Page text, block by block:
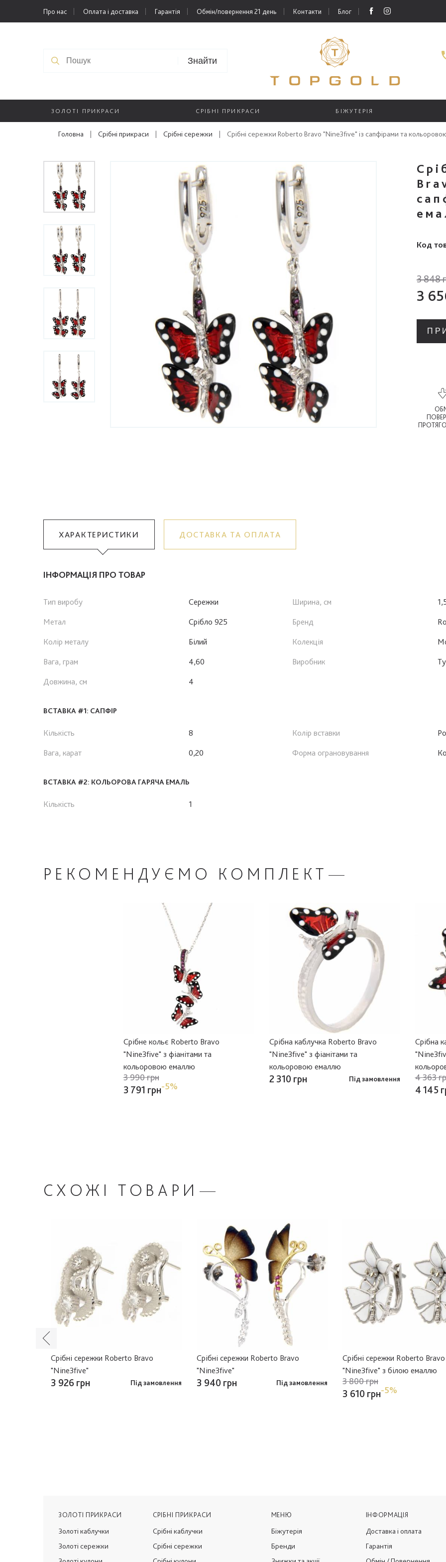
Про нас Оплата і доставка Гарантія Обмін/повернення 21 день Контакти Блог
Знайти
ЗОЛОТІ ПРИКРАСИ СРІБНІ ПРИКРАСИ БІЖУТЕРІЯ
Головна | Срібні прикраси | Срібні сережки | Срібні сережки Roberto Bravo "Nine3five" із сапфірами та
Код
3 848
3
ХАРАКТЕРИСТИКИ ДОСТАВКА ТА ОПЛАТА
ІНФОРМАЦІЯ ПРО ТОВАР
Тип виробу
Сережки
Метал
Срібло 925
Колір металу
Білий
Вага, грам
4,60
Довжина, см
4
Ширина, см
Бренд
Колекція
Виробник
ВСТАВКА #1: САПФІР
Кількість
8
Вага, карат
0,20
Колір вставки
Форма ограновування
ВСТАВКА #2: КОЛЬОРОВА ГАРЯЧА ЕМАЛЬ
Кількість 1
РЕКОМЕНДУЄМО КОМПЛЕКТ
Срібне кольє Roberto Bravo
"Nine3five" з фіанітами та
кольоровою емаллю
3 990 грн
3 791 грн-5%
Срібна каблучка Roberto Bravo
"Nine3five" з фіанітами та
кольоровою емаллю
2 310 грн Під замовлення
Срібна
4 363
4 145
СХОЖІ ТОВАРИ
Срібні сережки Roberto Bravo
"Nine3five"
3 926 грн Під замовлення
Срібні сережки Roberto Bravo
"Nine3five"
3 940 грн Під замовлення
Срібні сережки Roberto Bravo
"Nine3five" з білою емаллю
3 800 грн
3 610 грн-5%
ЗОЛОТІ ПРИКРАСИ
Золоті каблучки
Золоті сережки
СРІБНІ ПРИКРАСИ
Срібні каблучки
Срібні сережки
МЕНЮ
Біжутерія
Бренди
ІНФОРМАЦІЯ
Доставка і оплата
Гарантія